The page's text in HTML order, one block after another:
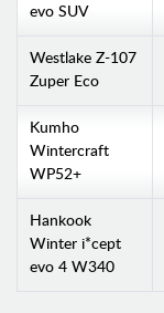
evo SUV
Westlake Z-107
Zuper Eco
Kumho
Wintercraft
WP52+
Hankook
Winter i*cept
evo 4 W340